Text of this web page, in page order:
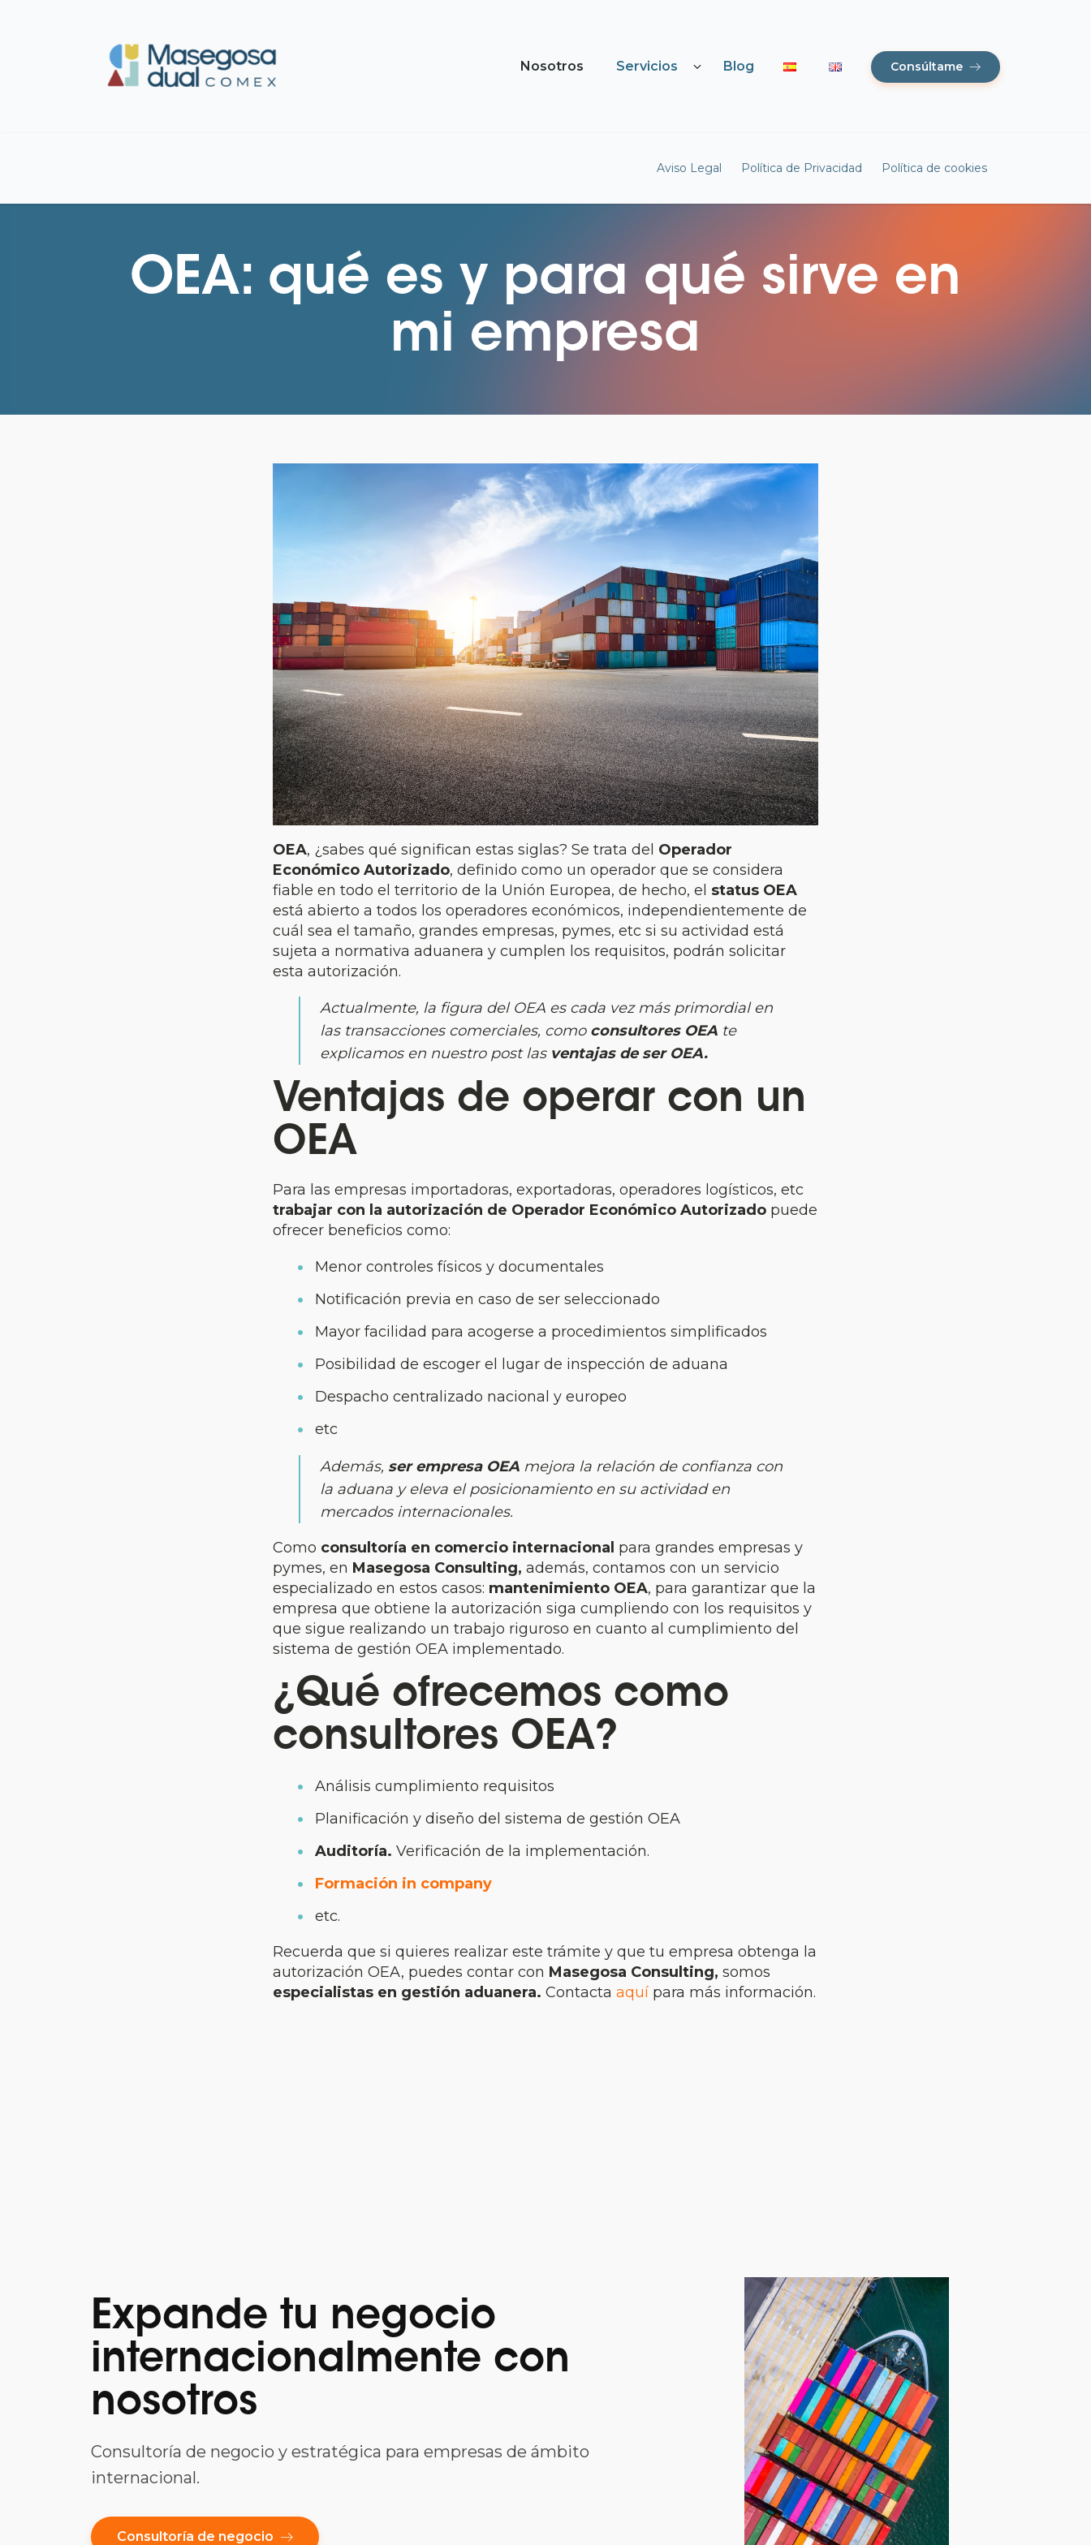
Nosotros Servicios Blog Consúltame
Aviso Legal Política de Privacidad Política de cookies
OEA: qué es y para qué sirve en
mi empresa
OEA, ¿sabes qué significan estas siglas? Se trata del Operador
Económico Autorizado, definido como un operador que se considera
fiable en todo el territorio de la Unión Europea, de hecho, el status OEA
está abierto a todos los operadores económicos, independientemente de
cuál sea el tamaño, grandes empresas, pymes, etc si su actividad está
sujeta a normativa aduanera y cumplen los requisitos, podrán solicitar
esta autorización.
Actualmente, la figura del OEA es cada vez más primordial en
las transacciones comerciales, como consultores OEA te
explicamos en nuestro post las ventajas de ser OEA.
Ventajas de operar con un
OEA
Para las empresas importadoras, exportadoras, operadores logísticos, etc
trabajar con la autorización de Operador Económico Autorizado puede
ofrecer beneficios como:
Menor controles físicos y documentales
Notificación previa en caso de ser seleccionado
Mayor facilidad para acogerse a procedimientos simplificados
Posibilidad de escoger el lugar de inspección de aduana
Despacho centralizado nacional y europeo
etc
Además, ser empresa OEA mejora la relación de confianza con
la aduana y eleva el posicionamiento en su actividad en
mercados internacionales.
Como consultoría en comercio internacional para grandes empresas y
pymes, en Masegosa Consulting, además, contamos con un servicio
especializado en estos casos: mantenimiento OEA, para garantizar que la
empresa que obtiene la autorización siga cumpliendo con los requisitos y
que sigue realizando un trabajo riguroso en cuanto al cumplimiento del
sistema de gestión OEA implementado.
¿Qué ofrecemos como
consultores OEA?
Análisis cumplimiento requisitos
Planificación y diseño del sistema de gestión OEA
Auditoría. Verificación de la implementación.
Formación in company
etc.
Recuerda que si quieres realizar este trámite y que tu empresa obtenga la
autorización OEA, puedes contar con Masegosa Consulting, somos
especialistas en gestión aduanera. Contacta aquí para más información.
Expande tu negocio
internacionalmente con
nosotros
Consultoría de negocio y estratégica para empresas de ámbito
internacional.
Consultoría de negocio